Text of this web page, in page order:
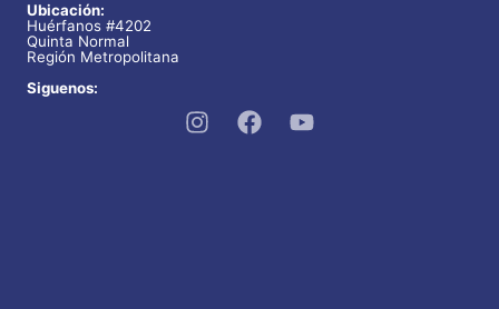
Ubicación:
Huérfanos #4202
Quinta Normal
Región Metropolitana
Siguenos: